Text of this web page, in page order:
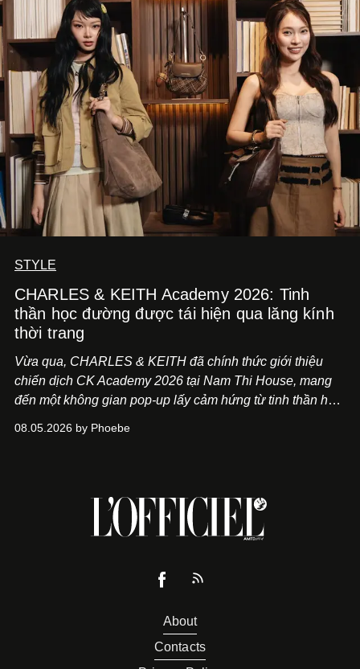
STYLE
CHARLES & KEITH Academy 2026: Tinh
thần học đường được tái hiện qua lăng kính
thời trang
Vừa qua, CHARLES & KEITH đã chính thức giới thiệu
chiến dịch CK Academy 2026 tại Nam Thi House, mang
đến một không gian pop-up lấy cảm hứng từ tinh thần học
sống của thế hệ Gen Z giao thoa trong một trải nghiệm đa
08.05.2026 by Phoebe
About
Contacts